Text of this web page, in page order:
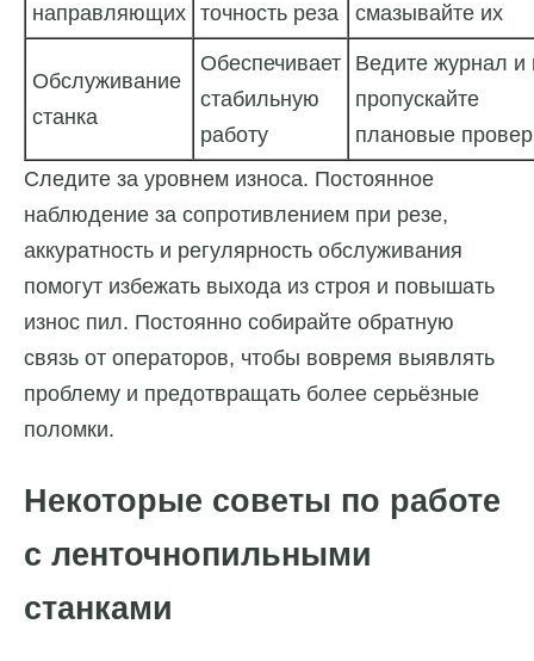
направляющих точность реза
смазывайте их
Обслуживание
станка
Обеспечивает
стабильную
работу
Ведите журнал и
пропускайте
плановые
Следите за уровнем износа. Постоянное
наблюдение за сопротивлением при резе,
аккуратность и регулярность обслуживания
помогут избежать выхода из строя и повышать
износ пил. Постоянно собирайте обратную
связь от операторов, чтобы вовремя выявлять
проблему и предотвращать более серьёзные
поломки.
Некоторые советы по работе
с ленточнопильными
станками